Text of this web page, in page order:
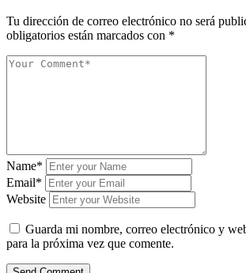
Tu dirección de correo electrónico no será
obligatorios están marcados con *
Name*
Email*
Website
Guarda mi nombre, correo electrónico y
para la próxima vez que comente.